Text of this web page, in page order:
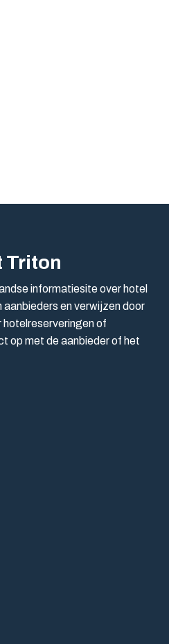
Triton
informatiesite over hotel
en verwijzen door
hotelreserveringen of
op met de aanbieder of het